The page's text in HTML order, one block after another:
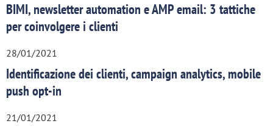
BIMI, newsletter automation e AMP email: 3 tattiche
per coinvolgere i clienti
28/01/2021
Identificazione dei clienti, campaign analytics, mobile
push opt-in
21/01/2021